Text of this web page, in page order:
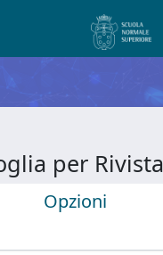
per Rivista
Opzioni